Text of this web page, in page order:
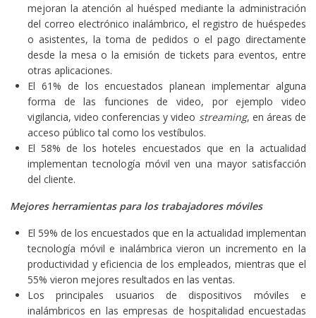
mejoran la atención al huésped mediante la administración
del correo electrónico inalámbrico, el registro de huéspedes
o asistentes, la toma de pedidos o el pago directamente
desde la mesa o la emisión de tickets para eventos, entre
otras aplicaciones.
El 61% de los encuestados planean implementar alguna
forma de las funciones de video, por ejemplo video
vigilancia, video conferencias y video streaming, en áreas de
acceso público tal como los vestíbulos.
El 58% de los hoteles encuestados que en la actualidad
implementan tecnología móvil ven una mayor satisfacción
del cliente.
Mejores herramientas para los trabajadores móviles
El 59% de los encuestados que en la actualidad implementan
tecnología móvil e inalámbrica vieron un incremento en la
productividad y eficiencia de los empleados, mientras que el
55% vieron mejores resultados en las ventas.
Los principales usuarios de dispositivos móviles e
inalámbricos en las empresas de hospitalidad encuestadas